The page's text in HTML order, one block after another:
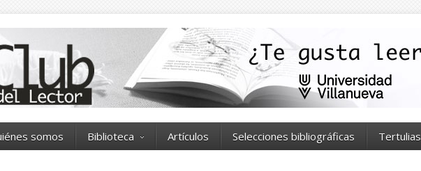
somos Biblioteca Artículos Selecciones bibliográficas Tertulias